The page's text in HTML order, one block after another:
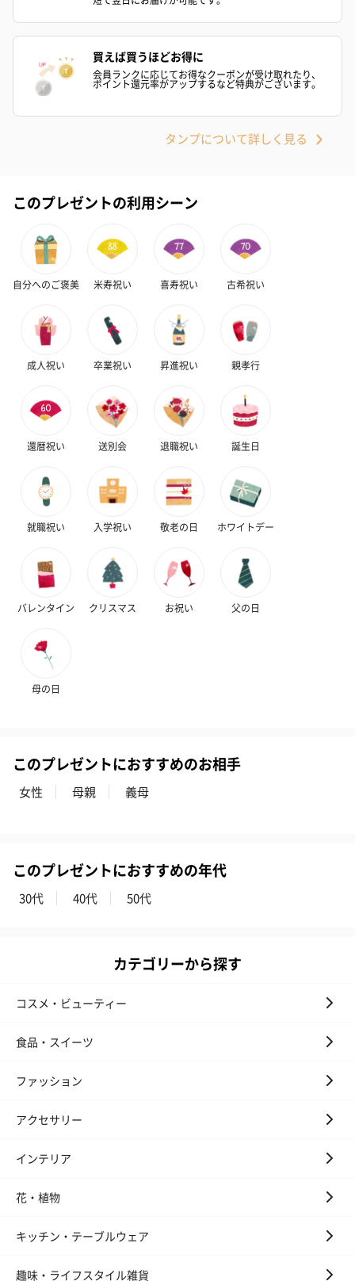
買えば買うほどお得に
会員ランクに応じてお得なクーポンが受け取れたり、
ポイント還元率がアップするなど特典がございます。
タンプについて詳しく見る
このプレゼントの利用シーン
自分へのご褒美 米寿祝い 喜寿祝い 古希祝い
成人祝い 卒業祝い 昇進祝い 親孝行
還暦祝い 送別会 退職祝い 誕生日
就職祝い 入学祝い 敬老の日 ホワイトデー
バレンタイン クリスマス お祝い 父の日
母の日
このプレゼントにおすすめのお相手
女性 母親 義母
このプレゼントにおすすめの年代
30代 40代 50代
カテゴリーから探す
コスメ・ビューティー
食品・スイーツ
ファッション
アクセサリー
インテリア
花・植物
キッチン・テーブルウェア
趣味・ライフスタイル雑貨